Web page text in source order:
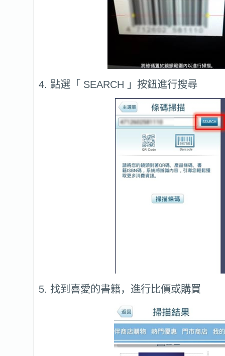
4. 點選「 SEARCH 」按鈕進行搜尋
5. 找到喜愛的書籍，進行比價或購買